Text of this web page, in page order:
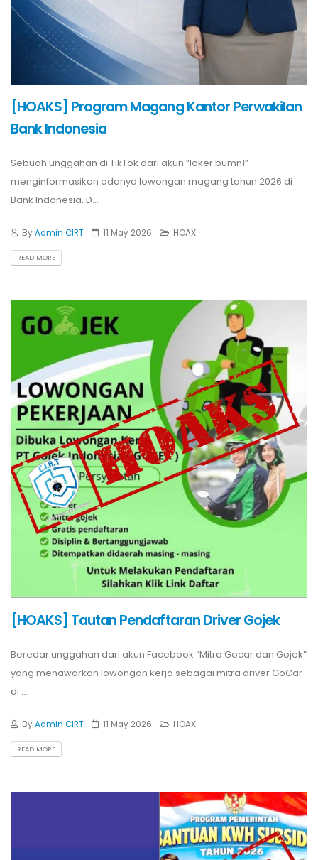
[HOAKS] Program Magang Kantor Perwakilan
Bank Indonesia
Sebuah unggahan di TikTok dari akun “loker.bumn1”
menginformasikan adanya lowongan magang tahun 2026 di
Bank Indonesia. D...
ByAdmin CIRT 11 May 2026 HOAX
READ MORE
[HOAKS] Tautan Pendaftaran Driver Gojek
Beredar unggahan dari akun Facebook “Mitra Gocar dan Gojek”
yang menawarkan lowongan kerja sebagai mitra driver GoCar
di ...
ByAdmin CIRT 11 May 2026 HOAX
READ MORE